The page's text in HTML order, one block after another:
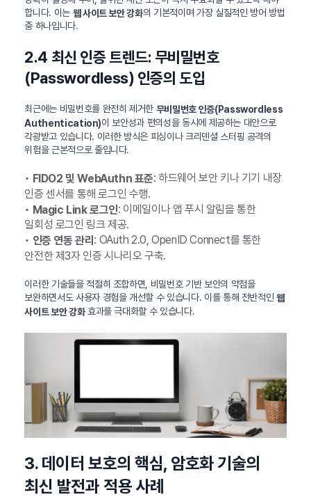
합니다. 이는 웹 사이트 보안 강화의 기본적이며 가장 실질적인 방어 방법
중 하나입니다.
2.4 최신 인증 트렌드: 무비밀번호
(Passwordless) 인증의 도입
최근에는 비밀번호를 완전히 제거한 무비밀번호 인증(Passwordless
Authentication)이 보안성과 편의성을 동시에 제공하는 대안으로
각광받고 있습니다. 이러한 방식은 피싱이나 크리덴셜 스터핑 공격의
위험을 근본적으로 줄입니다.
• FIDO2 및 WebAuthn 표준: 하드웨어 보안 키나 기기 내장
인증 센서를 통해 로그인 수행.
• Magic Link 로그인: 이메일이나 앱 푸시 알림을 통한
일회성 로그인 링크 제공.
• 인증 연동 관리 : OAuth 2.0, OpenID Connect를 통한
안전한 제3자 인증 시나리오 구축.
이러한 기술들을 적절히 조합하면, 비밀번호 기반 보안의 약점을
보완하면서도 사용자 경험을 개선할 수 있습니다. 이를 통해 전반적인웹
사이트 보안 강화효과를 극대화할 수 있습니다.
3. 데이터 보호의 핵심, 암호화 기술의
최신 발전과 적용 사례